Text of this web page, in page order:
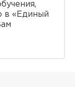
в «Единый